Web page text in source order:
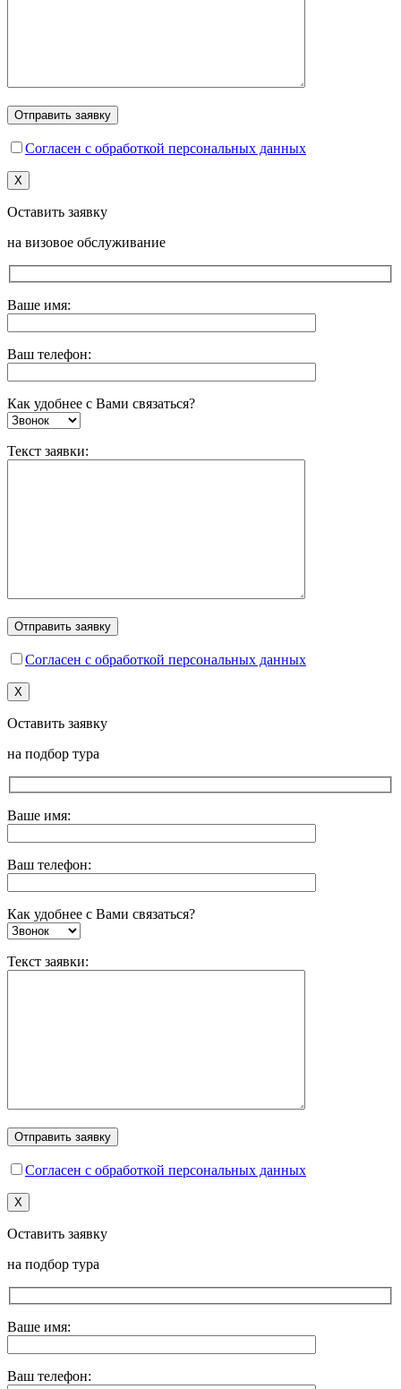
Согласен с обработкой персональных данных
X
Оставить заявку
на визовое обслуживание
Ваше имя:
Ваш телефон:
Как удобнее с Вами связаться?
Текст заявки:
Согласен с обработкой персональных данных
X
Оставить заявку
на подбор тура
Ваше имя:
Ваш телефон:
Как удобнее с Вами связаться?
Текст заявки:
Согласен с обработкой персональных данных
X
Оставить заявку
на подбор тура
Ваше имя:
Ваш телефон: